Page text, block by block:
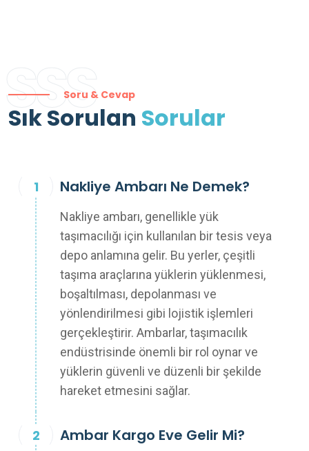
SSSSoru & Cevap
Sık Sorulan Sorular
Nakliye Ambarı Ne Demek?
Nakliye ambarı, genellikle yük
taşımacılığı için kullanılan bir tesis veya
depo anlamına gelir. Bu yerler, çeşitli
taşıma araçlarına yüklerin yüklenmesi,
boşaltılması, depolanması ve
yönlendirilmesi gibi lojistik işlemleri
gerçekleştirir. Ambarlar, taşımacılık
endüstrisinde önemli bir rol oynar ve
yüklerin güvenli ve düzenli bir şekilde
hareket etmesini sağlar.
Ambar Kargo Eve Gelir Mi?